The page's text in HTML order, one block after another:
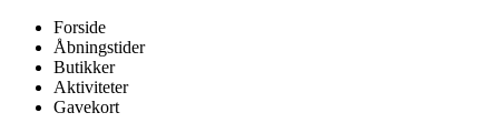
Forside
Åbningstider
Butikker
Aktiviteter
Gavekort